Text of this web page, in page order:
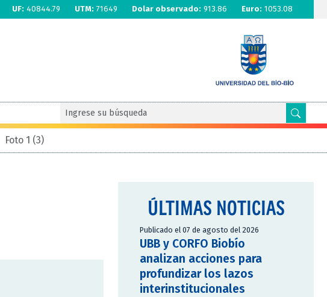
UF: 40844.79 UTM: 71649 Dolar observado: 913.86 Euro: 1053.08
Foto 1 (3)
ÚLTIMAS NOTICIAS
Publicado el 07 de agosto del 2026
UBB y CORFO Biobío
analizan acciones para
profundizar los lazos
interinstitucionales